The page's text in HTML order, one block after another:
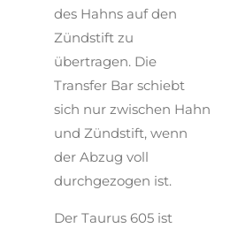
des Hahns auf den
Zündstift zu
übertragen. Die
Transfer Bar schiebt
sich nur zwischen Hahn
und Zündstift, wenn
der Abzug voll
durchgezogen ist.
Der Taurus 605 ist